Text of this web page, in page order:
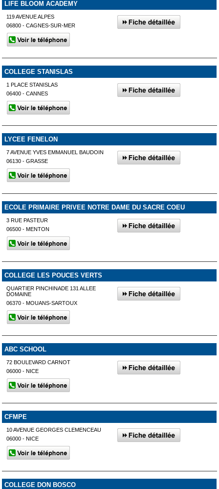
LIFE BLOOM ACADEMY
119 AVENUE ALPES
06800 - CAGNES-SUR-MER
COLLEGE STANISLAS
1 PLACE STANISLAS
06400 - CANNES
LYCEE FENELON
7 AVENUE YVES EMMANUEL BAUDOIN
06130 - GRASSE
ECOLE PRIMAIRE PRIVEE NOTRE DAME DU SACRE COEU
3 RUE PASTEUR
06500 - MENTON
COLLEGE LES POUCES VERTS
QUARTIER PINCHINADE 131 ALLEE
DOMAINE
06370 - MOUANS-SARTOUX
ABC SCHOOL
72 BOULEVARD CARNOT
06000 - NICE
CFMPE
10 AVENUE GEORGES CLEMENCEAU
06000 - NICE
COLLEGE DON BOSCO